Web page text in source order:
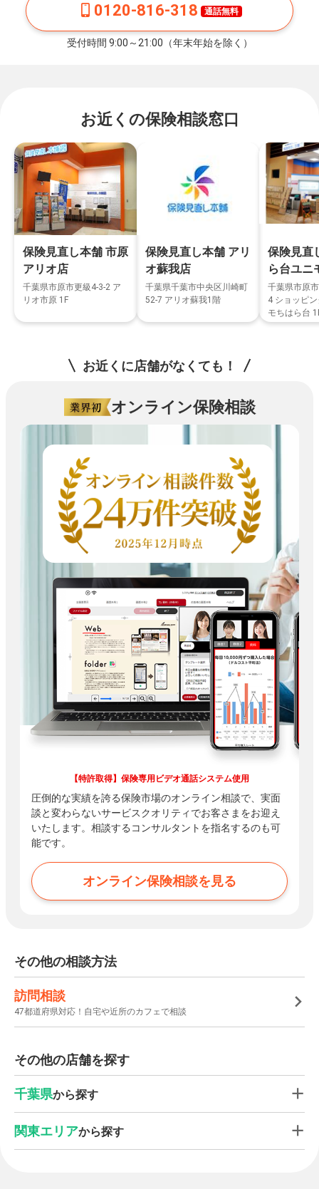
0120-816-318 通話無料
受付時間 9:00～21:00（年末年始を除く）
お近くの保険相談窓口
保険見直し本舗 市原
アリオ店
千葉県市原市更級4-3-2 ア
リオ市原 1F
保険見直し本舗 アリ
オ蘇我店
千葉県千葉市中央区川崎町
52-7 アリオ蘇我1階
保険見直
ら台ユニ
千葉県市原
4 ショッピ
モちはら台
お近くに店舗がなくても！
オンライン保険相談
【特許取得】保険専用ビデオ通話システム使用
圧倒的な実績を誇る保険市場のオンライン相談で、実面
談と変わらないサービスクオリティでお客さまをお迎え
いたします。相談するコンサルタントを指名するのも可
能です。
オンライン保険相談を見る
その他の相談方法
訪問相談
47都道府県対応！自宅や近所のカフェで相談
その他の店舗を探す
千葉県から探す
関東エリアから探す